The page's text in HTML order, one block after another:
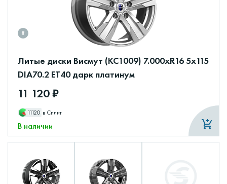
Литые диски Висмут (КС1009) 7.000xR16 5x115
DIA70.2 ET40 дарк платинум
11 120 ₽
11120 в Сплит
В наличии